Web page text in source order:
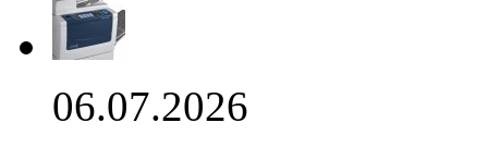
06.07.2026